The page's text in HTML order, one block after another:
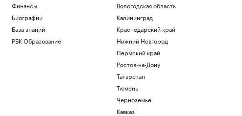
Финансы
Биографии
База знаний
РБК Образование
Вологодская область
Калининград
Краснодарский край
Нижний Новгород
Пермский край
Ростов-на-Дону
Татарстан
Тюмень
Черноземье
Кавказ